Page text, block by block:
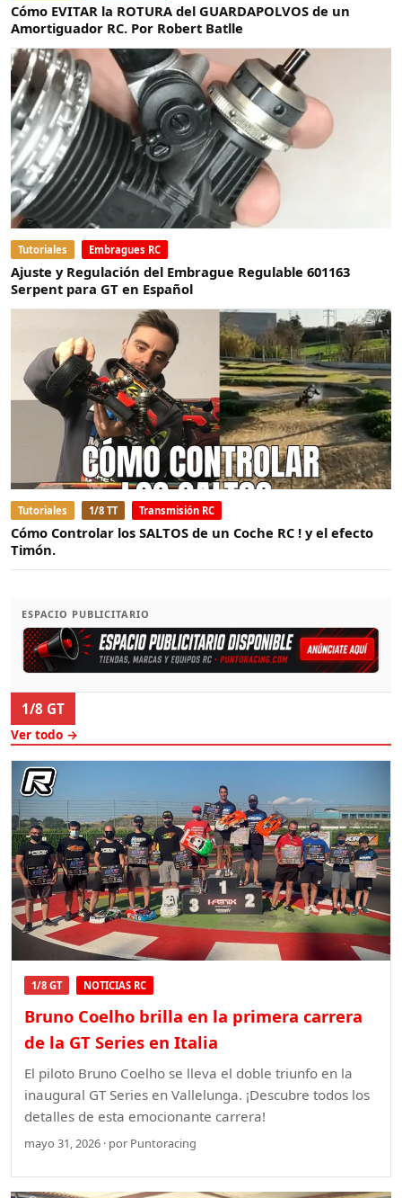
Cómo EVITAR la ROTURA del GUARDAPOLVOS de un
Amortiguador RC. Por Robert Batlle
Tutoriales Embragues RC
Ajuste y Regulación del Embrague Regulable 601163
Serpent para GT en Español
Tutoriales 1/8 TT Transmisión RC
Cómo Controlar los SALTOS de un Coche RC ! y el efecto
Timón.
ESPACIO PUBLICITARIO
1/8 GT
Ver todo →
1/8 GT NOTICIAS RC
Bruno Coelho brilla en la primera carrera
de la GT Series en Italia
El piloto Bruno Coelho se lleva el doble triunfo en la
inaugural GT Series en Vallelunga. ¡Descubre todos los
detalles de esta emocionante carrera!
mayo 31, 2026 · por Puntoracing